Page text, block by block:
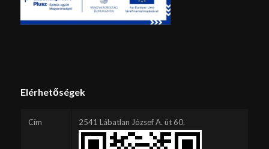
Elérhetőségek
Cím 2541 Lábatlan József A. út 60.